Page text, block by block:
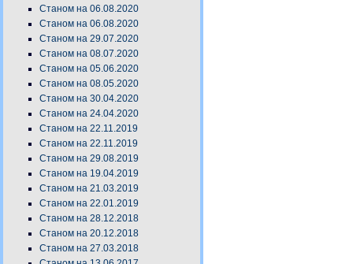
Станом на 06.08.2020
Станом на 06.08.2020
Станом на 29.07.2020
Станом на 08.07.2020
Станом на 05.06.2020
Станом на 08.05.2020
Станом на 30.04.2020
Станом на 24.04.2020
Станом на 22.11.2019
Станом на 22.11.2019
Станом на 29.08.2019
Станом на 19.04.2019
Станом на 21.03.2019
Станом на 22.01.2019
Станом на 28.12.2018
Станом на 20.12.2018
Станом на 27.03.2018